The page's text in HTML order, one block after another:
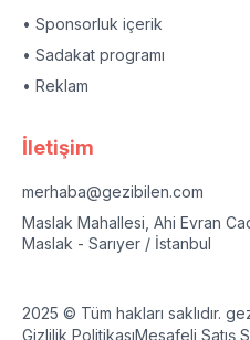
• Sponsorluk içerik
• Sadakat programı
• Reklam
İletişim
merhaba@gezibilen.com
Maslak Mahallesi, Ahi Evran
Maslak - Sarıyer / İstanbul
2025 © Tüm hakları saklıdır.
Gizlilik PolitikasıMesafeli Satış